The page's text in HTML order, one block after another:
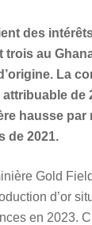
des
trois au
La
de
hausse par
de 2021.
Gold
d’or
en 2023.